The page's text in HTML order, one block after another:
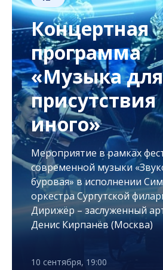
Концертная
программа
«Музыка для
присутствия
иного»
Мероприятие в рамках
современной музыки
буровая» в исполнении
оркестра Сургутской
Дирижёр – заслуженный
Денис Кирпанёв (Москва)
10 сентября, 19:00